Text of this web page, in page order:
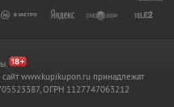
www.kupikupon.ru принадлежат
ОГРН 1127747063212